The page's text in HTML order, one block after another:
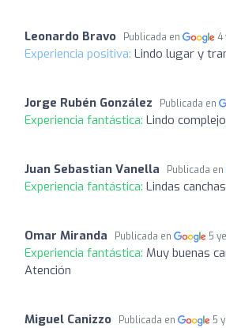
Leonardo Bravo Publicada en 4
Experiencia positiva: Lindo lugar y
Jorge Rubén González Publicada en
Experiencia fantástica: Lindo complejo
Juan Sebastian Vanella Publicada en
Experiencia fantástica: Lindas
Omar Miranda Publicada en 5
Experiencia fantástica: Muy buenas
Atención
Miguel Canizzo Publicada en 5